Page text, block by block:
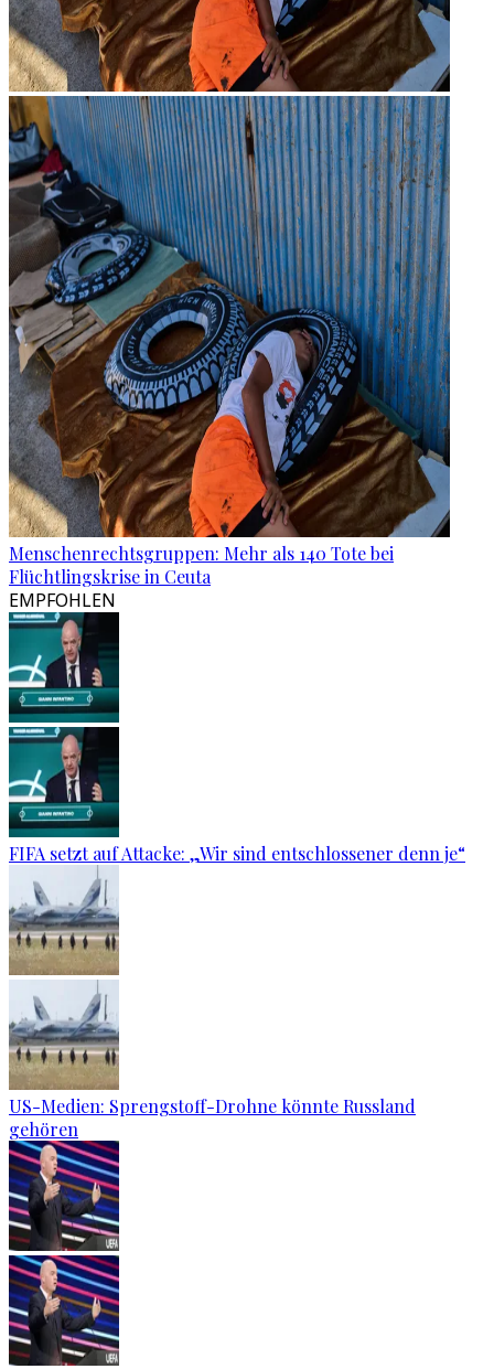
Menschenrechtsgruppen: Mehr als 140 Tote bei
Flüchtlingskrise in Ceuta
EMPFOHLEN
FIFA setzt auf Attacke: „Wir sind entschlossener denn je“
US-Medien: Sprengstoff-Drohne könnte Russland
gehören